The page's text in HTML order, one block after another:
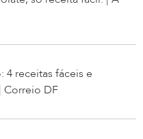
receitas fáceis e
Correio DF